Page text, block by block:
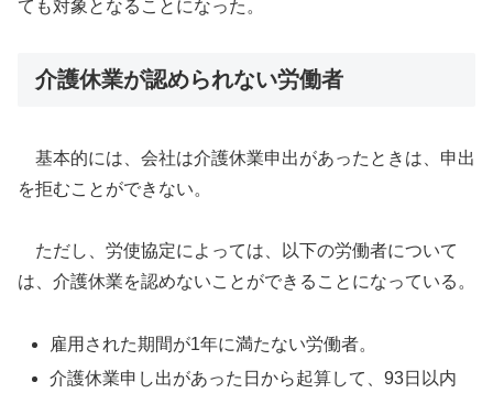
ても対象となることになった。
介護休業が認められない労働者
基本的には、会社は介護休業申出があったときは、申出
を拒むことができない。
ただし、労使協定によっては、以下の労働者について
は、介護休業を認めないことができることになっている。
雇用された期間が1年に満たない労働者。
介護休業申し出があった日から起算して、93日以内